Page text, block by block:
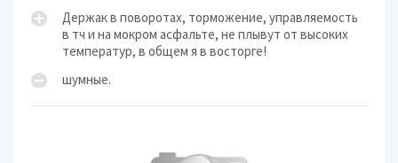
Держак в поворотах, торможение, управляемость
в тч и на мокром асфальте, не плывут от высоких
температур, в общем я в восторге!
шумные.